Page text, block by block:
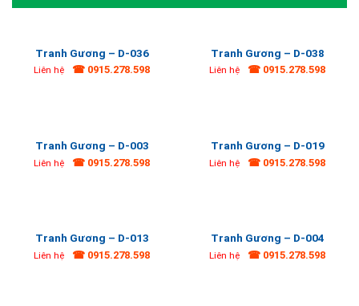
Tranh Gương – D-036
Liên hệ ☎ 0915.278.598
Tranh Gương – D-038
Liên hệ ☎ 0915.278.598
Tranh Gương – D-003
Liên hệ ☎ 0915.278.598
Tranh Gương – D-019
Liên hệ ☎ 0915.278.598
Tranh Gương – D-013
Liên hệ ☎ 0915.278.598
Tranh Gương – D-004
Liên hệ ☎ 0915.278.598